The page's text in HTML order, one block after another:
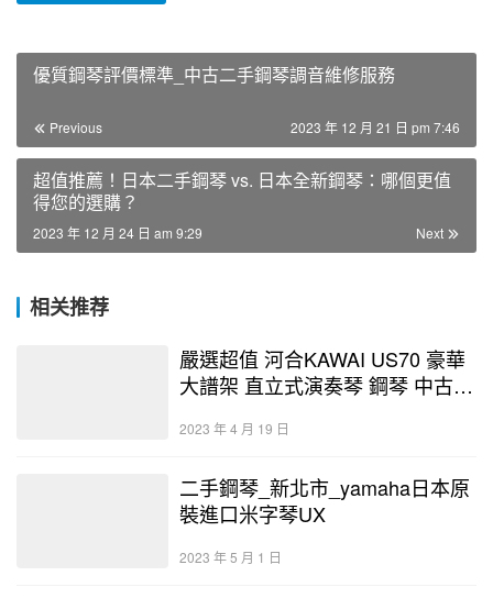
優質鋼琴評價標準_中古二手鋼琴調音維修服務
Previous 2023 年 12 月 21 日 pm 7:46
超值推薦！日本二手鋼琴 vs. 日本全新鋼琴：哪個更值
得您的選購？
Next
2023 年 12 月 24 日 am 9:29
相关推荐
嚴選超值 河合KAWAI US70 豪華
大譜架 直立式演奏琴 鋼琴 中古鋼
鋼琴
2023 年 4 月 19 日
二手鋼琴_新北市_yamaha日本原
裝進口米字琴UX
2023 年 5 月 1 日